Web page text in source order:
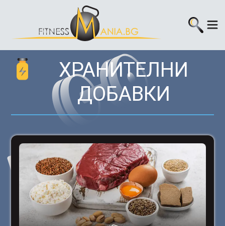
ХРАНИТЕЛНИ
ДОБАВКИ